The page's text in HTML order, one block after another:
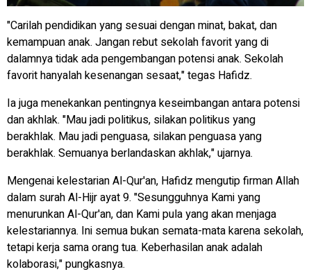
"Carilah pendidikan yang sesuai dengan minat, bakat, dan
kemampuan anak. Jangan rebut sekolah favorit yang di
dalamnya tidak ada pengembangan potensi anak. Sekolah
favorit hanyalah kesenangan sesaat," tegas Hafidz.
Ia juga menekankan pentingnya keseimbangan antara potensi
dan akhlak. "Mau jadi politikus, silakan politikus yang
berakhlak. Mau jadi penguasa, silakan penguasa yang
berakhlak. Semuanya berlandaskan akhlak," ujarnya.
Mengenai kelestarian Al-Qur'an, Hafidz mengutip firman Allah
dalam surah Al-Hijr ayat 9. "Sesungguhnya Kami yang
menurunkan Al-Qur'an, dan Kami pula yang akan menjaga
kelestariannya. Ini semua bukan semata-mata karena sekolah,
tetapi kerja sama orang tua. Keberhasilan anak adalah
kolaborasi," pungkasnya.